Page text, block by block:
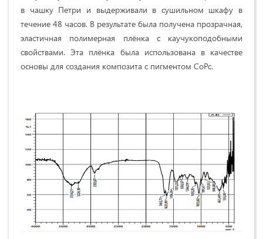
в чашку Петри и выдерживали в сушильном шкафу в
течение 48 часов. В результате была получена прозрачная,
эластичная полимерная плёнка с каучукоподобными
свойствами. Эта плёнка была использована в качестве
основы для создания композита с пигментом CoPc.